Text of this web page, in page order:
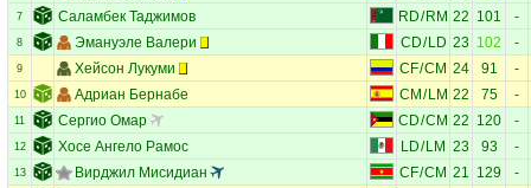
7 Саламбек Таджимов RD/ RM 22 101 -
8 Эмануэле Валери CD/LD 23 102 -
9 Хейсон Лукуми CF/CM 24 91 -
10 Адриан Бернабе CM /LM 22 75 -
11 Сергио Омар CD/CM 22 120 -
12 Хосе Ангело Рамос LD/ LM 23 93 -
13 Вирджил Мисидиан CF/CM 21 129 -